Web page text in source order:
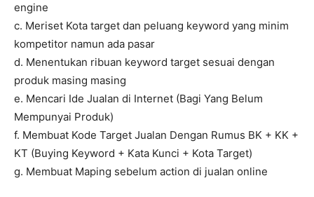
engine
c. Meriset Kota target dan peluang keyword yang minim
kompetitor namun ada pasar
d. Menentukan ribuan keyword target sesuai dengan
produk masing masing
e. Mencari Ide Jualan di Internet (Bagi Yang Belum
Mempunyai Produk)
f. Membuat Kode Target Jualan Dengan Rumus BK + KK +
KT (Buying Keyword + Kata Kunci + Kota Target)
g. Membuat Maping sebelum action di jualan online